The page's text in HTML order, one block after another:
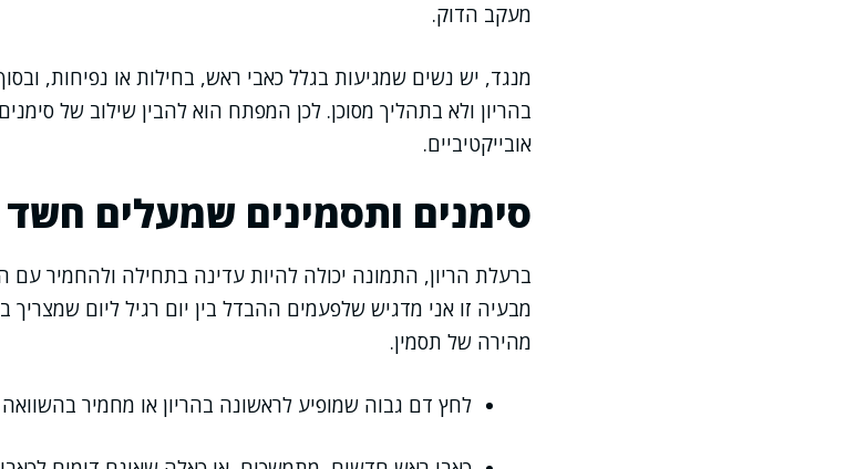
מעקב הדוק.
מנגד, יש נשים שמגיעות בגלל כאבי ראש, בחילות או נפיחות,
בהריון ולא בתהליך מסוכן. לכן המפתח הוא להבין שילוב של
אובייקטיביים.
סימנים ותסמינים שמעלים חשד
ברעלת הריון, התמונה יכולה להיות עדינה בתחילה ולהחמיר
מבעיה זו אני מדגיש שלפעמים ההבדל בין יום רגיל ליום
מהירה של תסמין.
לחץ דם גבוה שמופיע לראשונה בהריון או מחמיר